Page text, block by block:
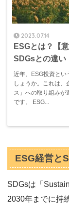
2023.07.14
ESGとは？【
SDGsとの違い
近年、ESG投資とい
しょうか。これは、
ス」への取り組みが
です。 ESG...
ESG経営と
SDGsは「
2030年までに持